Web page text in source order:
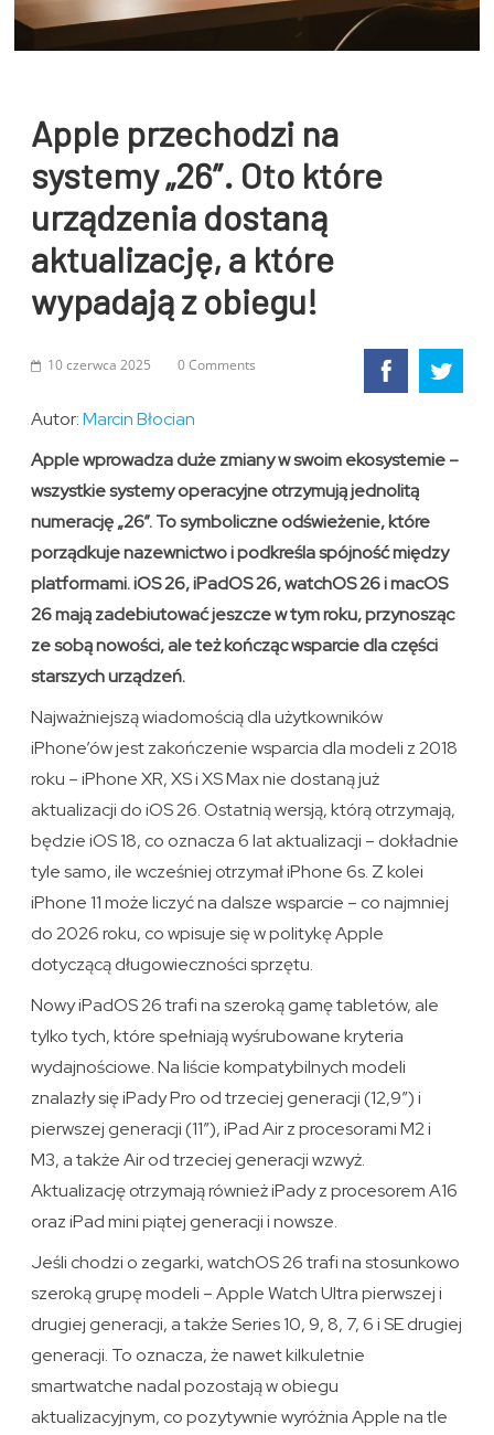
Apple przechodzi na
systemy „26”. Oto które
urządzenia dostaną
aktualizację, a które
wypadają z obiegu!
10 czerwca 2025 0 Comments
Autor:Marcin Błocian
Apple wprowadza duże zmiany w swoim ekosystemie –
wszystkie systemy operacyjne otrzymują jednolitą
numerację „26”. To symboliczne odświeżenie, które
porządkuje nazewnictwo i podkreśla spójność między
platformami. iOS 26, iPadOS 26, watchOS 26 i macOS
26 mają zadebiutować jeszcze w tym roku, przynosząc
ze sobą nowości, ale też kończąc wsparcie dla części
starszych urządzeń.
Najważniejszą wiadomością dla użytkowników
iPhone’ów jest zakończenie wsparcia dla modeli z 2018
roku – iPhone XR, XS i XS Max nie dostaną już
aktualizacji do iOS 26. Ostatnią wersją, którą otrzymają,
będzie iOS 18, co oznacza 6 lat aktualizacji – dokładnie
tyle samo, ile wcześniej otrzymał iPhone 6s. Z kolei
iPhone 11 może liczyć na dalsze wsparcie – co najmniej
do 2026 roku, co wpisuje się w politykę Apple
dotyczącą długowieczności sprzętu.
Nowy iPadOS 26 trafi na szeroką gamę tabletów, ale
tylko tych, które spełniają wyśrubowane kryteria
wydajnościowe. Na liście kompatybilnych modeli
znalazły się iPady Pro od trzeciej generacji (12,9″) i
pierwszej generacji (11″), iPad Air z procesorami M2 i
M3, a także Air od trzeciej generacji wzwyż.
Aktualizację otrzymają również iPady z procesorem A16
oraz iPad mini piątej generacji i nowsze.
Jeśli chodzi o zegarki, watchOS 26 trafi na stosunkowo
szeroką grupę modeli – Apple Watch Ultra pierwszej i
drugiej generacji, a także Series 10, 9, 8, 7, 6 i SE drugiej
generacji. To oznacza, że nawet kilkuletnie
smartwatche nadal pozostają w obiegu
aktualizacyjnym, co pozytywnie wyróżnia Apple na tle